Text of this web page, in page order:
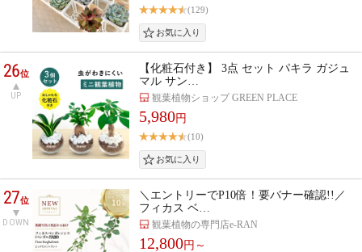
(129)
26位
UP
【化粧石付き】 3点 セット パキラ ガジュ
マル サン…
観葉植物ショップ GREEN PLACE
5,980円
(10)
27位
DOWN
＼エントリーでP10倍！要バナー確認!!／
フィカス ベ…
観葉植物の専門店e-RAN
12,800円～